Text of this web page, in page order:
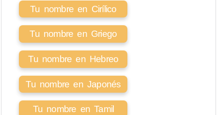
Tu nombre en Cirílico
Tu nombre en Griego
Tu nombre en Hebreo
Tu nombre en Japonés
Tu nombre en Tamil